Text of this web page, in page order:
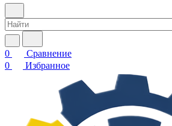
0
Сравнение
0
Избранное